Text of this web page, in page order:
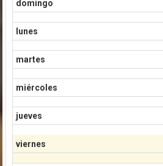
domingo
lunes
martes
miércoles
jueves
viernes